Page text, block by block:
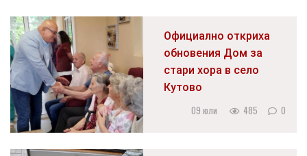
Официално откриха
обновения Дом за
стари хора в село
Кутово
09 юли 485 0